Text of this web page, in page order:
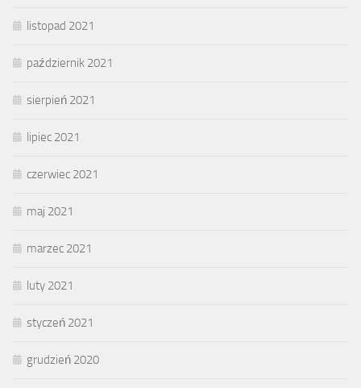
listopad 2021
październik 2021
sierpień 2021
lipiec 2021
czerwiec 2021
maj 2021
marzec 2021
luty 2021
styczeń 2021
grudzień 2020